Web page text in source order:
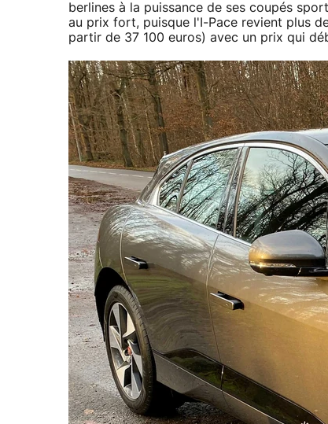
berlines à la puissance de ses coupés
au prix fort, puisque l'I-Pace revient plus
partir de 37 100 euros) avec un prix qui